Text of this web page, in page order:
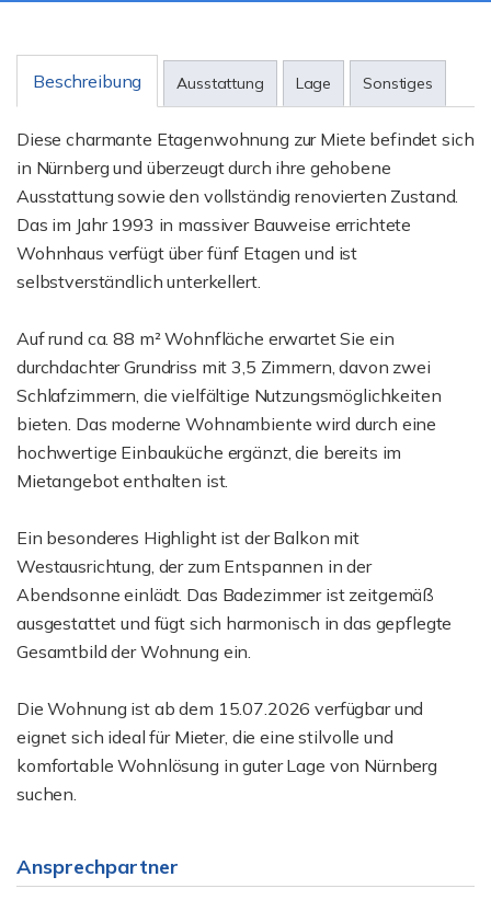
Beschreibung Ausstattung Lage Sonstiges
Diese charmante Etagenwohnung zur Miete befindet sich
in Nürnberg und überzeugt durch ihre gehobene
Ausstattung sowie den vollständig renovierten Zustand.
Das im Jahr 1993 in massiver Bauweise errichtete
Wohnhaus verfügt über fünf Etagen und ist
selbstverständlich unterkellert.
Auf rund ca. 88 m² Wohnfläche erwartet Sie ein
durchdachter Grundriss mit 3,5 Zimmern, davon zwei
Schlafzimmern, die vielfältige Nutzungsmöglichkeiten
bieten. Das moderne Wohnambiente wird durch eine
hochwertige Einbauküche ergänzt, die bereits im
Mietangebot enthalten ist.
Ein besonderes Highlight ist der Balkon mit
Westausrichtung, der zum Entspannen in der
Abendsonne einlädt. Das Badezimmer ist zeitgemäß
ausgestattet und fügt sich harmonisch in das gepflegte
Gesamtbild der Wohnung ein.
Die Wohnung ist ab dem 15.07.2026 verfügbar und
eignet sich ideal für Mieter, die eine stilvolle und
komfortable Wohnlösung in guter Lage von Nürnberg
suchen.
Ansprechpartner